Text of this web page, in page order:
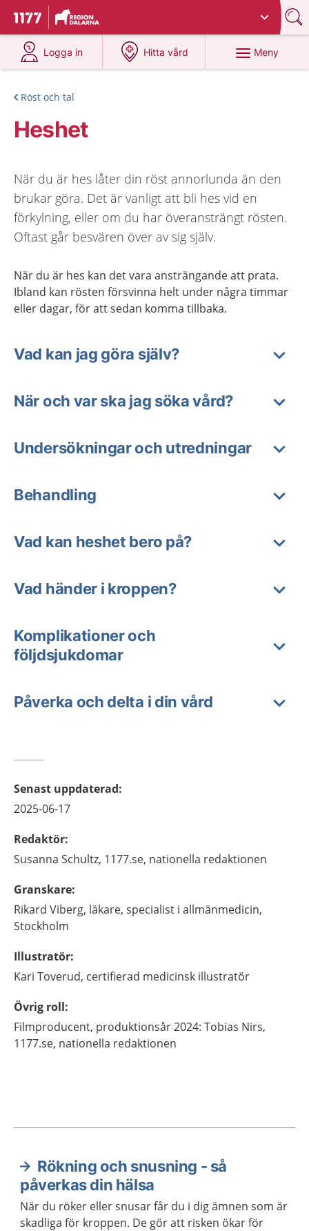
Till startsidan för 1177
Du har valt region
Logga in
på 1177.se
Hitta vård
på 1177.se
Meny
Röst och tal
Heshet
När du är hes låter din röst annorlunda än den
brukar göra. Det är vanligt att bli hes vid en
förkylning, eller om du har överansträngt rösten.
Oftast går besvären över av sig själv.
När du är hes kan det vara ansträngande att prata.
Ibland kan rösten försvinna helt under några timmar
eller dagar, för att sedan komma tillbaka.
Vad kan jag göra själv?
När och var ska jag söka vård?
Undersökningar och utredningar
Behandling
Vad kan heshet bero på?
Vad händer i kroppen?
Komplikationer och
följdsjukdomar
Påverka och delta i din vård
Senast uppdaterad:
2025-06-17
Redaktör:
Susanna Schultz, 1177.se, nationella redaktionen
Granskare:
Rikard Viberg, läkare, specialist i allmänmedicin,
Stockholm
Illustratör:
Kari Toverud, certifierad medicinsk illustratör
Övrig roll:
Filmproducent, produktionsår 2024: Tobias Nirs,
1177.se, nationella redaktionen
Aktuella artiklar
Rökning och snusning - så
påverkas din hälsa
När du röker eller snusar får du i dig ämnen som är
skadliga för kroppen. De gör att risken ökar för